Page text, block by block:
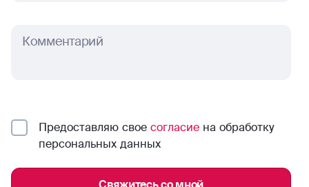
Комментарий
Предоставляю свое согласие на обработку
персональных данных